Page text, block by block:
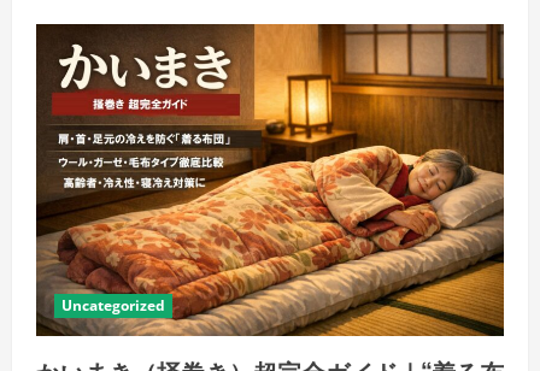
Uncategorized